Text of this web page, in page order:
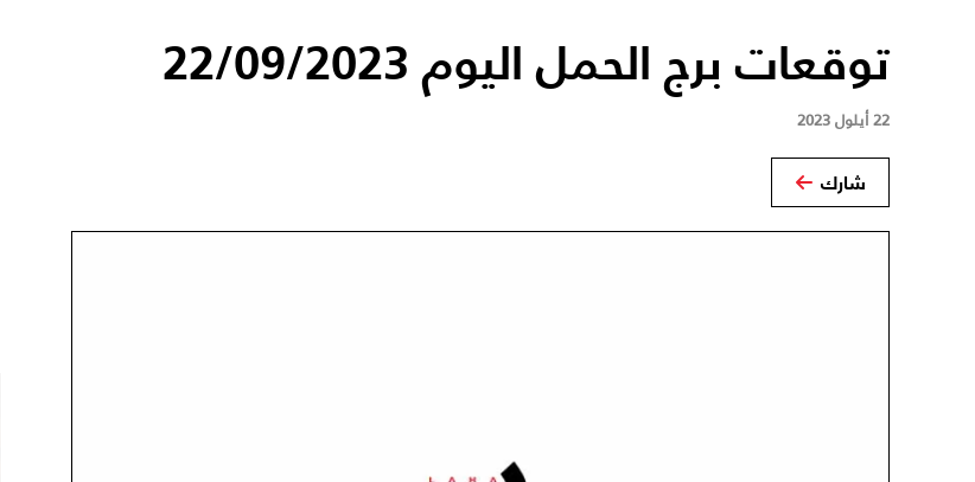
توقعات برج الحمل اليوم 22/09/2023
22 أيلول 2023
شارك